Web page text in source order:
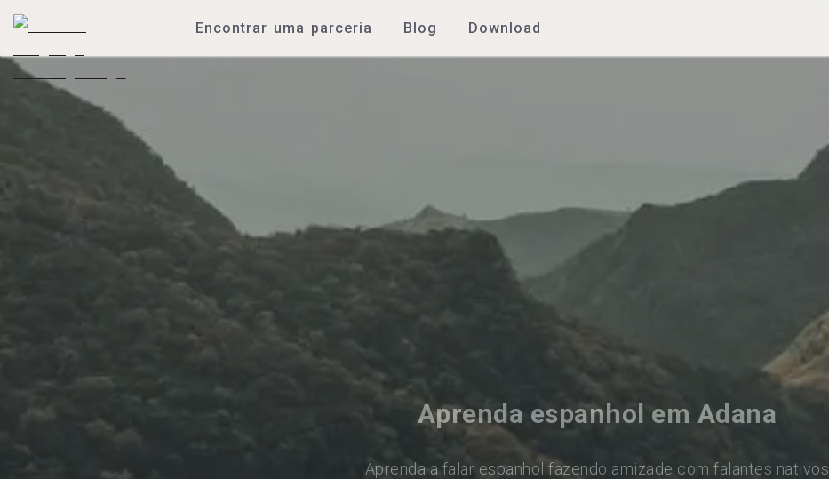
Encontrar uma parceria Blog Download
Aprenda espanhol em Adana
Aprenda a falar espanhol fazendo amizade com falantes nativos